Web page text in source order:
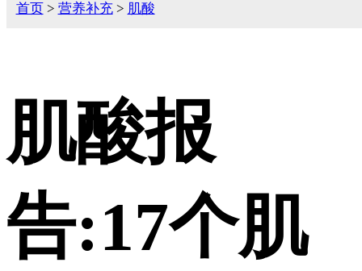
首页 > 营养补充> 肌酸
肌酸报
告:17个肌